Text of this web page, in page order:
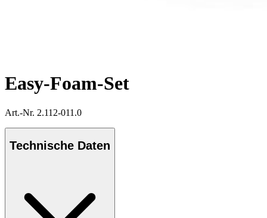
Easy-Foam-Set
Art.-Nr. 2.112-011.0
Technische Daten